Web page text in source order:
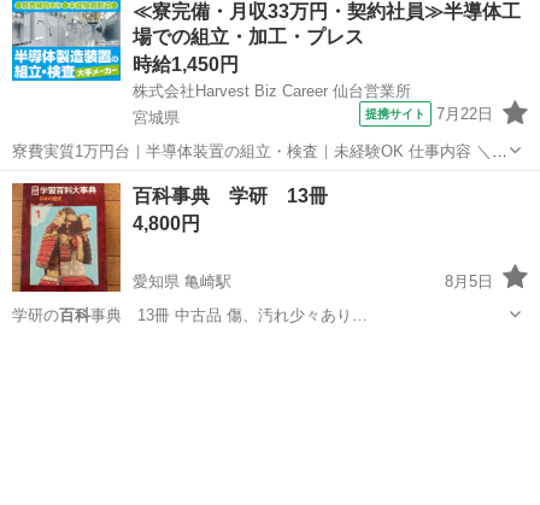
≪寮完備・月収33万円・契約社員≫半導体工
場での組立・加工・プレス
時給1,450円
株式会社Harvest Biz Career 仙台営業所
宮城県
提携サイト 7月22日
寮費実質1万円台｜半導体装置の組立・検査｜未経験OK 仕事内容 ＼半
導体製造装置の組立・検査スタッフ／ 大手メーカー工場内で、半導体
をつくるための装置を組み立てる仕事です。 タブレットや図面を確認
しながら、ドライバ...
宮城 その他
百科事典 学研 13冊
4,800円
愛知県 亀崎駅
8月5日
学研の百科事典 13冊 中古品 傷、汚れ少々あり…